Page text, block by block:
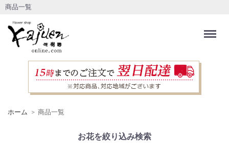
商品一覧
Menu
ホーム 商品一覧
お花を絞り込み検索